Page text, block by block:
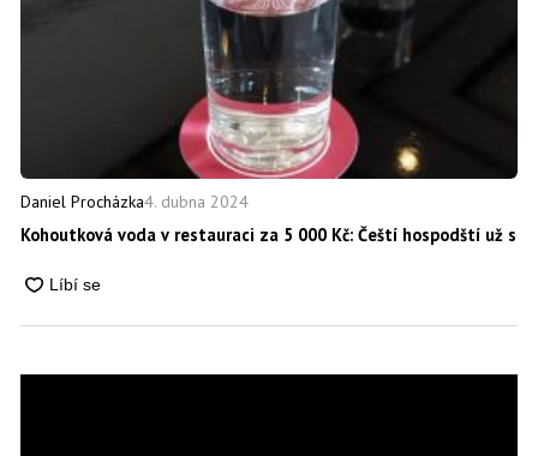
Daniel Procházka4. dubna 2024
Kohoutková voda v restauraci za 5 000 Kč: Čeští hospodští už